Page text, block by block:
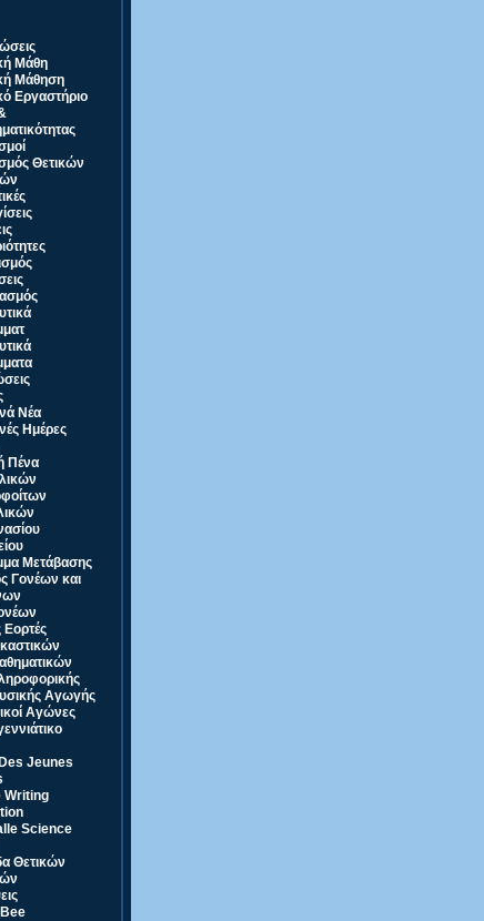
Μάθη
Μάθηση
Εργαστήριο
Θετικών
Νέα
Ημέρες
Πένα
Μετάβασης
Γονέων και
Εορτές
Αγωγής
Αγώνες
Jeunes
Writing
Science
Θετικών